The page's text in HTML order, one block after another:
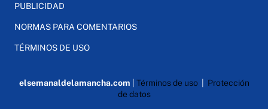
PUBLICIDAD
NORMAS PARA COMENTARIOS
TÉRMINOS DE USO
elsemanaldelamancha.com Términos de uso| Protección
de datos